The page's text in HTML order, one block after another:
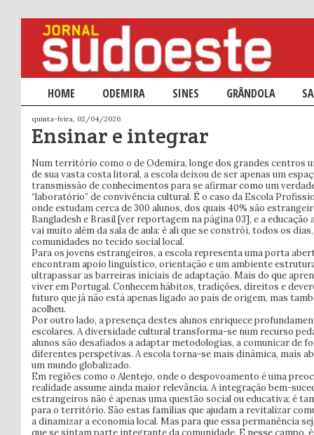
Menu principal
SALTAR PARA O CONTEÚDO PRIMÁRIO
SALTAR PARA O CONTEÚDO SECUNDÁRIO
HOME ODEMIRA SINES GRÂNDOLA
quinta-feira, 02/04/2026
Ensinar e integrar
Num território como o de Odemira, longe dos grandes centros
de sua vasta costa litoral, a escola deixou de ser apenas um
transmissão de conhecimentos para se afirmar como um
“laboratório” de convivência cultural. É o caso da Escola
onde estudam cerca de 300 alunos, dos quais 40% são
Bangladesh e Brasil [ver reportagem na página 03], e a educação
vai muito além da sala de aula: é ali que se constrói, todos os
comunidades no tecido social local.
Para os jovens estrangeiros, a escola representa uma porta
encontram apoio linguístico, orientação e um ambiente
ultrapassar as barreiras iniciais de adaptação. Mais do que
viver em Portugal. Conhecem hábitos, tradições, direitos e
futuro que já não está apenas ligado ao país de origem, mas
acolheu.
Por outro lado, a presença destes alunos enriquece
escolares. A diversidade cultural transforma-se num recurso
alunos são desafiados a adaptar metodologias, a comunicar de
diferentes perspetivas. A escola torna-se mais dinâmica, mais
um mundo globalizado.
Em regiões como o Alentejo, onde o despovoamento é uma
realidade assume ainda maior relevância. A integração bem-
estrangeiros não é apenas uma questão social ou educativa; é
para o território. São estas famílias que ajudam a revitalizar
a dinamizar a economia local. Mas para que essa permanência
que se sintam parte integrante da comunidade. E nesse campo,